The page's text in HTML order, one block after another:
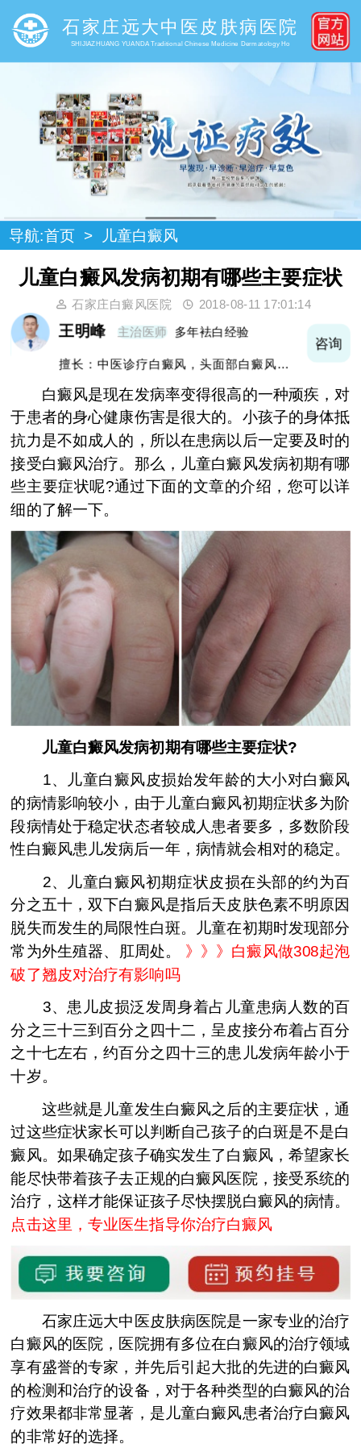
石家庄远大中医皮肤病医院
SHIJIAZHUANG YUANDA Traditional Chinese Medicine Dermatology Ho
导航:首页 > 儿童白癜风
儿童白癜风发病初期有哪些主要症状
石家庄白癜风医院 2018-08-11 17:01:14
王明峰 主治医师 多年袪白经验
擅长：中医诊疗白癜风，头面部白癜风，青
咨询
白癜风是现在发病率变得很高的一种顽疾，对
于患者的身心健康伤害是很大的。小孩子的身体抵
抗力是不如成人的，所以在患病以后一定要及时的
接受白癜风治疗。那么，儿童白癜风发病初期有哪
些主要症状呢?通过下面的文章的介绍，您可以详
细的了解一下。
儿童白癜风发病初期有哪些主要症状?
1、儿童白癜风皮损始发年龄的大小对白癜风
的病情影响较小，由于儿童白癜风初期症状多为阶
段病情处于稳定状态者较成人患者要多，多数阶段
性白癜风患儿发病后一年，病情就会相对的稳定。
2、儿童白癜风初期症状皮损在头部的约为百
分之五十，双下白癜风是指后天皮肤色素不明原因
脱失而发生的局限性白斑。儿童在初期时发现部分
常为外生殖器、肛周处。 》》》 白癜风做308起泡
破了翘皮对治疗有影响吗
3、患儿皮损泛发周身着占儿童患病人数的百
分之三十三到百分之四十二，呈皮接分布着占百分
之十七左右，约百分之四十三的患儿发病年龄小于
十岁。
这些就是儿童发生白癜风之后的主要症状，通
过这些症状家长可以判断自己孩子的白斑是不是白
癜风。如果确定孩子确实发生了白癜风，希望家长
能尽快带着孩子去正规的白癜风医院，接受系统的
治疗，这样才能保证孩子尽快摆脱白癜风的病情。
点击这里，专业医生指导你治疗白癜风
石家庄远大中医皮肤病医院是一家专业的治疗
白癜风的医院，医院拥有多位在白癜风的治疗领域
享有盛誉的专家，并先后引起大批的先进的白癜风
的检测和治疗的设备，对于各种类型的白癜风的治
疗效果都非常显著，是儿童白癜风患者治疗白癜风
的非常好的选择。